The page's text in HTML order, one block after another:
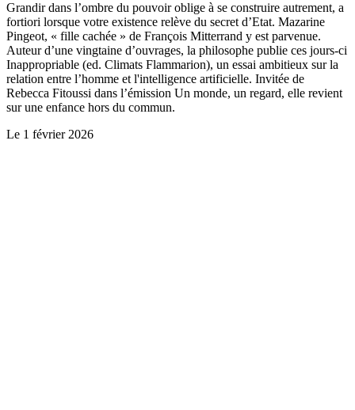
Grandir dans l’ombre du pouvoir oblige à se construire autrement, a
fortiori lorsque votre existence relève du secret d’Etat. Mazarine
Pingeot, « fille cachée » de François Mitterrand y est parvenue.
Auteur d’une vingtaine d’ouvrages, la philosophe publie ces jours-ci
Inappropriable (ed. Climats Flammarion), un essai ambitieux sur la
relation entre l’homme et l'intelligence artificielle. Invitée de
Rebecca Fitoussi dans l’émission Un monde, un regard, elle revient
sur une enfance hors du commun.
Le 1 février 2026